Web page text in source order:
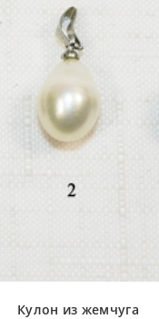
Кулон из жемчуга